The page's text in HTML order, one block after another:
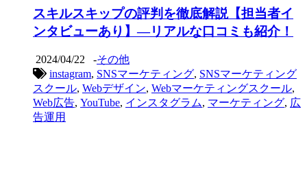
スキルスキップの評判を徹底解説【担当者イ
ンタビューあり】―リアルな口コミも紹介！
2024/04/22 -その他
instagram, SNSマーケティング, SNSマーケティング
スクール, Webデザイン, Webマーケティングスクール,
Web広告, YouTube, インスタグラム, マーケティング, 広
告運用